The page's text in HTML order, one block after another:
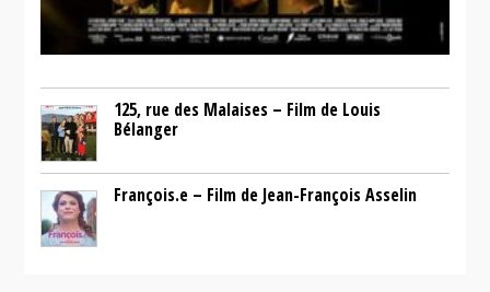
125, rue des Malaises – Film de Louis
Bélanger
François.e – Film de Jean-François Asselin